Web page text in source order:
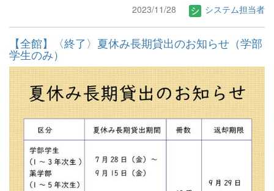
2023/11/28 システム担当者
【全館】〈終了〉夏休み長期貸出のお知らせ（学部
学生のみ）